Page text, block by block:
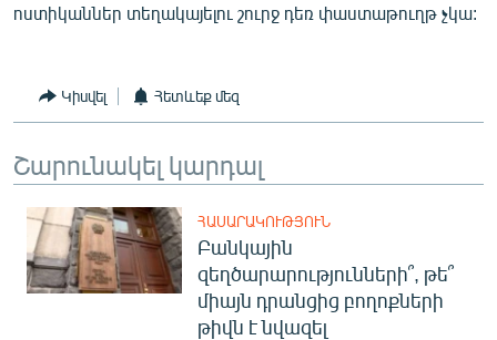
ոստիկաններ տեղակայելու շուրջ դեռ փաստաթուղթ չկա:
Կիսվել Հետևեք մեզ
Շարունակել կարդալ
ՀԱՍԱՐԱԿՈՒԹՅՈՒՆ
Բանկային
զեղծարարությունների՞, թե՞
միայն դրանցից բողոքների
թիվն է նվազել